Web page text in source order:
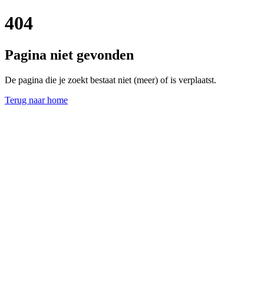
404
Pagina niet gevonden
De pagina die je zoekt bestaat niet (meer) of is verplaatst.
Terug naar home